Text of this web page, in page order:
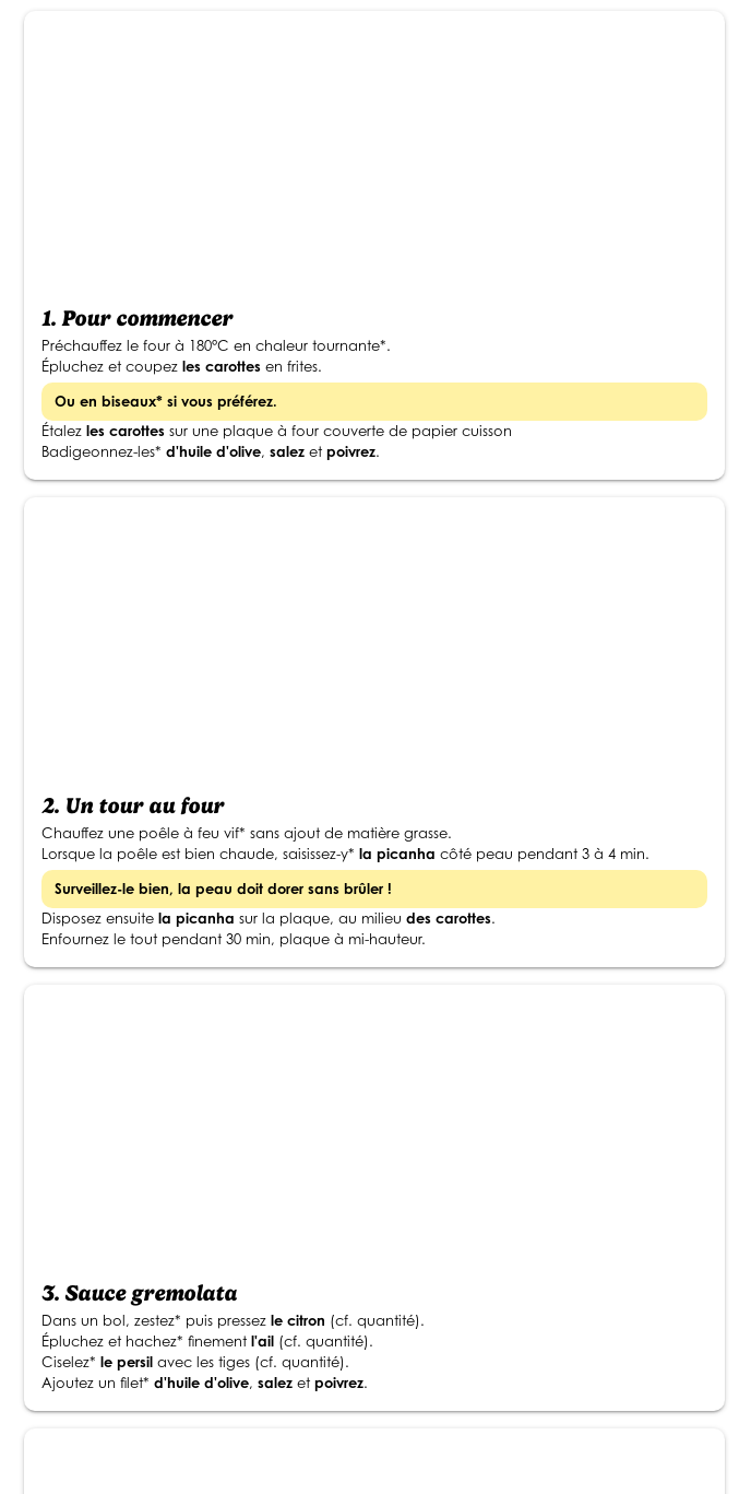
1. Pour commencer
Préchauffez le four à 180°C en chaleur tournante*.
Épluchez et coupez les carottes en frites.
Ou en biseaux* si vous préférez.
Étalez les carottes sur une plaque à four couverte de papier cuisson
Badigeonnez-les* d'huile d'olive, salez et poivrez.
2. Un tour au four
Chauffez une poêle à feu vif* sans ajout de matière grasse.
Lorsque la poêle est bien chaude, saisissez-y* la picanha côté peau pendant 3 à 4 min.
Surveillez-le bien, la peau doit dorer sans brûler !
Disposez ensuite la picanha sur la plaque, au milieu des carottes.
Enfournez le tout pendant 30 min, plaque à mi-hauteur.
3. Sauce gremolata
Dans un bol, zestez* puis pressez le citron (cf. quantité).
Épluchez et hachez* finement l'ail (cf. quantité).
Ciselez* le persil avec les tiges (cf. quantité).
Ajoutez un filet* d'huile d'olive, salez et poivrez.